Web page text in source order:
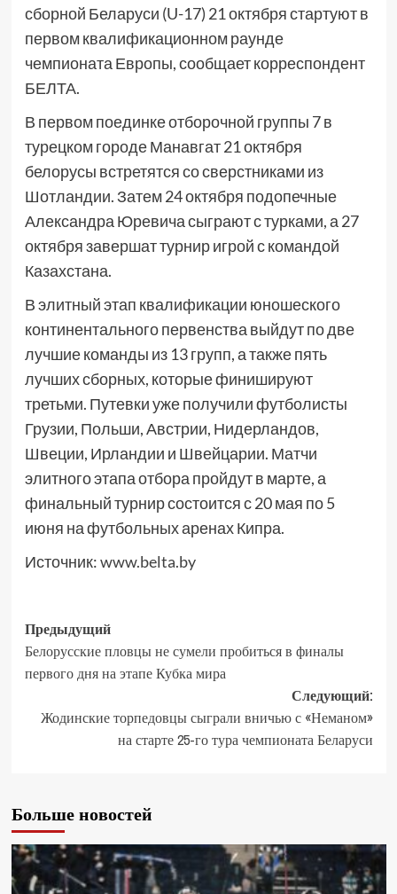
сборной Беларуси (U-17) 21 октября стартуют в
первом квалификационном раунде
чемпионата Европы, сообщает корреспондент
БЕЛТА.
В первом поединке отборочной группы 7 в
турецком городе Манавгат 21 октября
белорусы встретятся со сверстниками из
Шотландии. Затем 24 октября подопечные
Александра Юревича сыграют с турками, а 27
октября завершат турнир игрой с командой
Казахстана.
В элитный этап квалификации юношеского
континентального первенства выйдут по две
лучшие команды из 13 групп, а также пять
лучших сборных, которые финишируют
третьми. Путевки уже получили футболисты
Грузии, Польши, Австрии, Нидерландов,
Швеции, Ирландии и Швейцарии. Матчи
элитного этапа отбора пройдут в марте, а
финальный турнир состоится с 20 мая по 5
июня на футбольных аренах Кипра.
Источник:www.belta.by
Предыдущий
Белорусские пловцы не сумели пробиться в финалы
первого дня на этапе Кубка мира
Следующий:
Жодинские торпедовцы сыграли вничью с «Неманом»
на старте 25-го тура чемпионата Беларуси
Больше новостей